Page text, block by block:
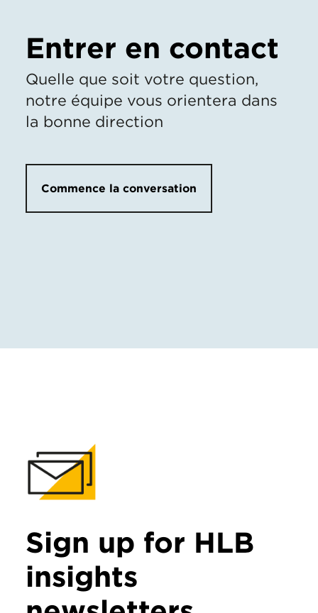
Entrer en contact
Quelle que soit votre question,
notre équipe vous orientera dans
la bonne direction
Commence la conversation
Sign up for HLB
insights